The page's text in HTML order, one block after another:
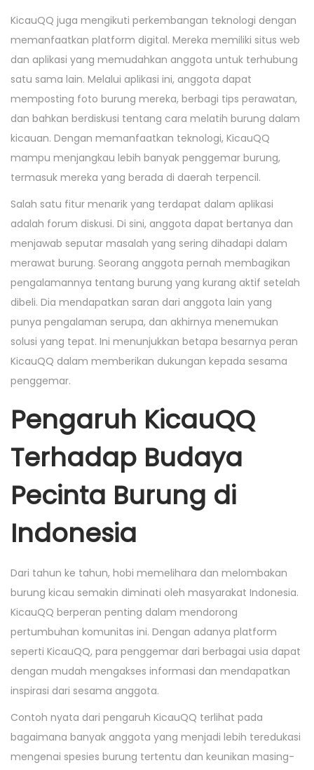
KicauQQ juga mengikuti perkembangan teknologi dengan
memanfaatkan platform digital. Mereka memiliki situs web
dan aplikasi yang memudahkan anggota untuk terhubung
satu sama lain. Melalui aplikasi ini, anggota dapat
memposting foto burung mereka, berbagi tips perawatan,
dan bahkan berdiskusi tentang cara melatih burung dalam
kicauan. Dengan memanfaatkan teknologi, KicauQQ
mampu menjangkau lebih banyak penggemar burung,
termasuk mereka yang berada di daerah terpencil.
Salah satu fitur menarik yang terdapat dalam aplikasi
adalah forum diskusi. Di sini, anggota dapat bertanya dan
menjawab seputar masalah yang sering dihadapi dalam
merawat burung. Seorang anggota pernah membagikan
pengalamannya tentang burung yang kurang aktif setelah
dibeli. Dia mendapatkan saran dari anggota lain yang
punya pengalaman serupa, dan akhirnya menemukan
solusi yang tepat. Ini menunjukkan betapa besarnya peran
KicauQQ dalam memberikan dukungan kepada sesama
penggemar.
Pengaruh KicauQQ
Terhadap Budaya
Pecinta Burung di
Indonesia
Dari tahun ke tahun, hobi memelihara dan melombakan
burung kicau semakin diminati oleh masyarakat Indonesia.
KicauQQ berperan penting dalam mendorong
pertumbuhan komunitas ini. Dengan adanya platform
seperti KicauQQ, para penggemar dari berbagai usia dapat
dengan mudah mengakses informasi dan mendapatkan
inspirasi dari sesama anggota.
Contoh nyata dari pengaruh KicauQQ terlihat pada
bagaimana banyak anggota yang menjadi lebih teredukasi
mengenai spesies burung tertentu dan keunikan masing-